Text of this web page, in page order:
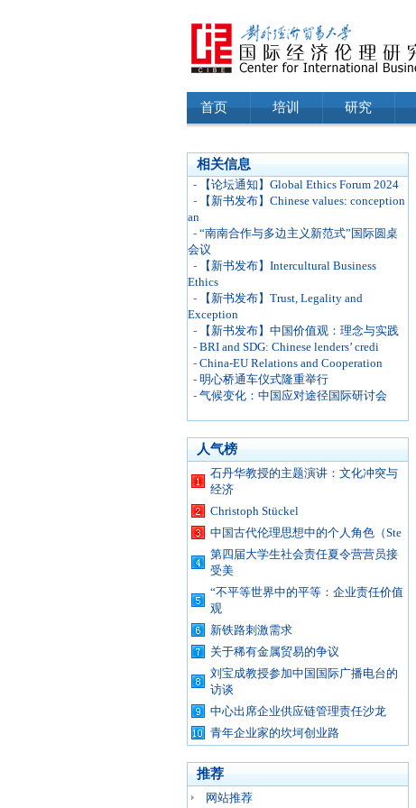
首页 培训 研究
相关信息
-
【论坛通知】Global Ethics Forum 2024
-
【新书发布】Chinese values: conception
an
- “南南合作与多边主义新范式”国际圆桌
会议
-
【新书发布】Intercultural Business
Ethics
-
【新书发布】Trust, Legality and
Exception
-
【新书发布】中国价值观：理念与实践
- BRI and SDG: Chinese lenders’ credi
- China-EU Relations and Cooperation
- 明心桥通车仪式隆重举行
- 气候变化：中国应对途径国际研讨会
人气榜
石丹华教授的主题演讲：文化冲突与
经济
Christoph Stückel
中国古代伦理思想中的个人角色（Ste
第四届大学生社会责任夏令营营员接
受美
“不平等世界中的平等：企业责任价值
观
新铁路刺激需求
关于稀有金属贸易的争议
刘宝成教授参加中国国际广播电台的
访谈
中心出席企业供应链管理责任沙龙
青年企业家的坎坷创业路
推荐
网站推荐